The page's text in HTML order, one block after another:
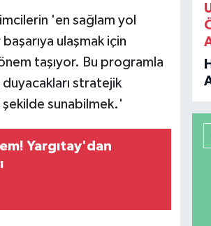
'en sağlam yol
ulaşmak için
taşıyor. Bu programla
stratejik
şekilde sunabilmek.'
Yargıtay'dan